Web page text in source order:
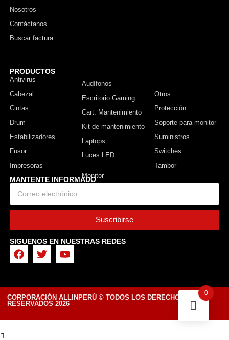
Nosotros
Contáctanos
Buscar factura
PRODUCTOS
Antivirus
Cabezal
Cintas
Drum
Estabilizadores
Fusor
Impresoras
Audífonos
Escritorio Gaming
Cart. Mantenimiento
Kit de mantenimiento
Laptops
Luces LED
Otros
Protección
Soporte para monitor
Suministros
Switches
Tambor
MANTENTE INFORMADO
Suscribirse
SIGUENOS EN NUESTRAS REDES
CORPORACIÓN ALLINPERÚ © TODOS LOS DERECHOS
RESERVADOS 2026
0